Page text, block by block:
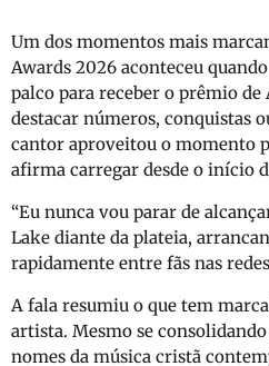
Um dos momentos mais
Awards 2026 aconteceu quando
palco para receber o prêmio
destacar números, conquistas
cantor aproveitou o momento
afirma carregar desde o início
“Eu nunca vou parar de
Lake diante da plateia,
rapidamente entre fãs nas
A fala resumiu o que tem
artista. Mesmo se
nomes da música cristã